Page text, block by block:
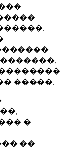
�����.
�
��